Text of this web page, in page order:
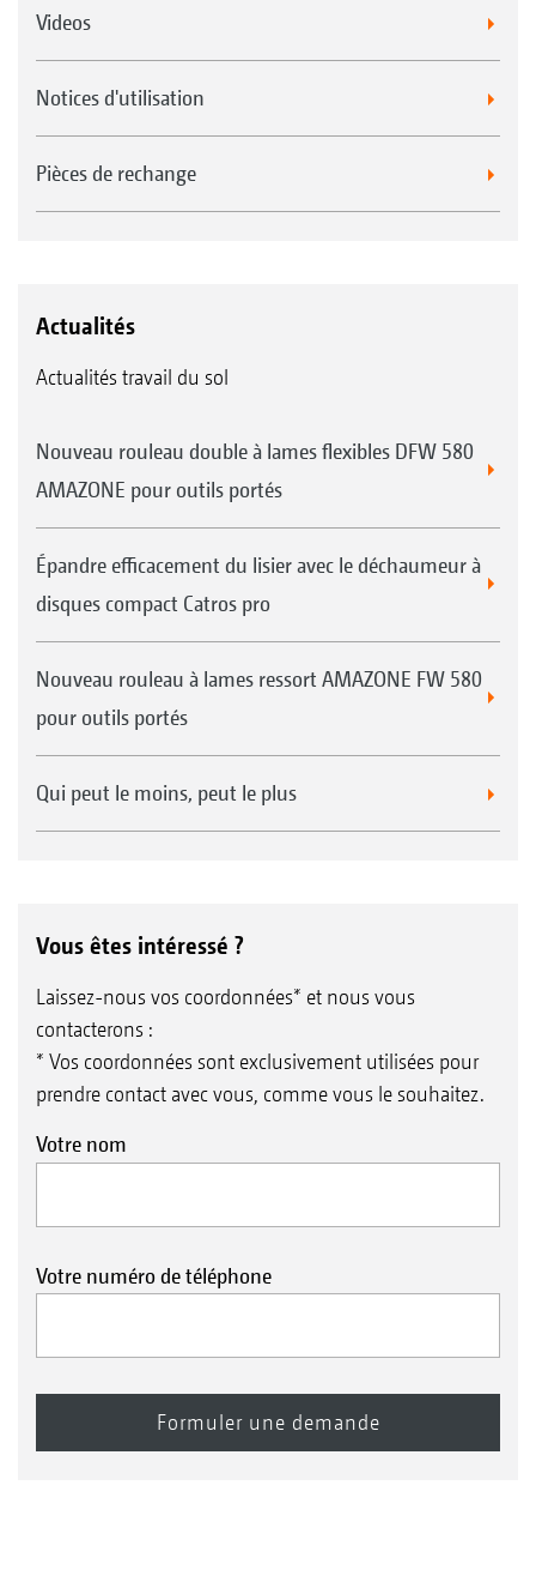
Videos
Notices d'utilisation
Pièces de rechange
Actualités
Actualités travail du sol
Nouveau rouleau double à lames flexibles DFW 580
AMAZONE pour outils portés
Épandre efficacement du lisier avec le déchaumeur à
disques compact Catros pro
Nouveau rouleau à lames ressort AMAZONE FW 580
pour outils portés
Qui peut le moins, peut le plus
Vous êtes intéressé ?
Laissez-nous vos coordonnées* et nous vous
contacterons :
* Vos coordonnées sont exclusivement utilisées pour
prendre contact avec vous, comme vous le souhaitez.
Votre nom
Votre numéro de téléphone